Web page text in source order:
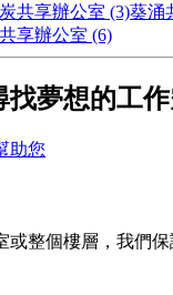
共享辦公室 (3)葵涌
享辦公室 (6)
夢想的工作
助您
或整個樓層，我們